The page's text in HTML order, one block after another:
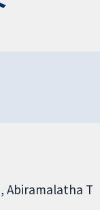
Abiramalatha T